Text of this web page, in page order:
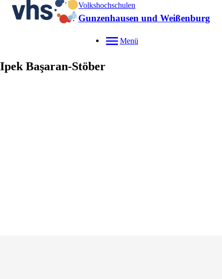
Volkshochschulen
Gunzenhausen und Weißenburg
Menü
Ipek Başaran-Stöber